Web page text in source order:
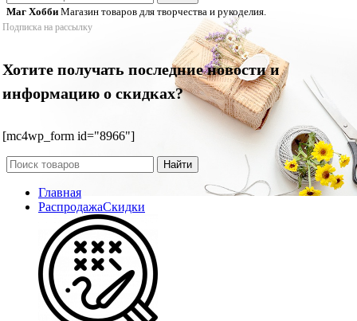
Маг Хобби Магазин товаров для творчества и рукоделия.
Подписка на рассылку
Хотите получать последние новости и
информацию о скидках?
[mc4wp_form id="8966"]
Найти
Главная
РаспродажаСкидки